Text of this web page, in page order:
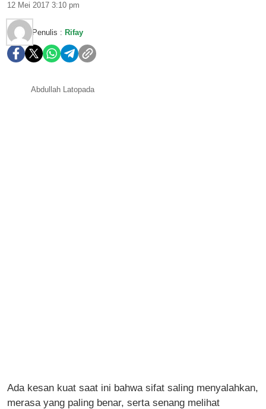
12 Mei 2017 3:10 pm
Penulis : Rifay
Abdullah Latopada
Ada kesan kuat saat ini bahwa sifat saling menyalahkan,
merasa yang paling benar, serta senang melihat